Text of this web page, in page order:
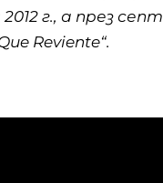
г., а през
Reviente“.